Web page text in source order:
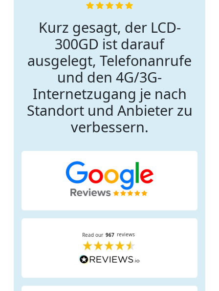
Kurz gesagt, der LCD-
300GD ist darauf
ausgelegt, Telefonanrufe
und den 4G/3G-
Internetzugang je nach
Standort und Anbieter zu
verbessern.